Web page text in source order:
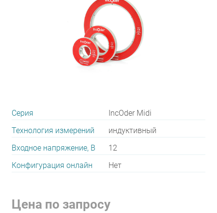
Серия
IncOder Midi
Технология измерений
индуктивный
Входное напряжение, В
12
Конфигурация онлайн
Нет
Цена по запросу